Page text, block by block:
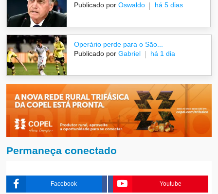
Publicado por Oswaldo há 5 dias
Operário perde para o São...
Publicado por Gabriel há 1 dia
Permaneça conectado
Facebook Youtube